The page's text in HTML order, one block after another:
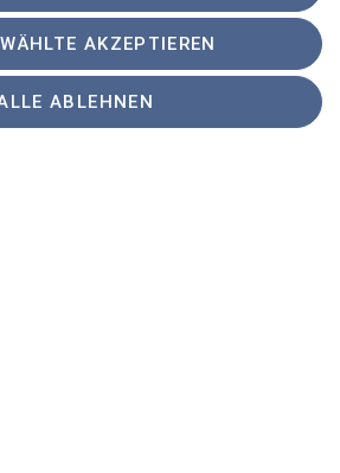
AKZEPTIEREN
ABLEHNEN